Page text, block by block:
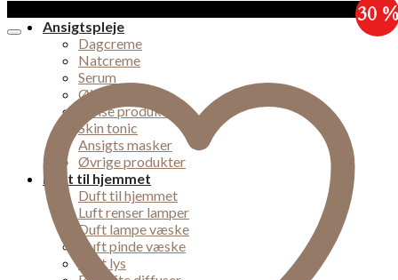
Ansigtspleje
Dagcreme
Natcreme
Serum
Øjencreme
Rense produkter
Skin tonic
Ansigts masker
Øvrige produkter
Duft til hjemmet
Duft til hjemmet
Luft renser lamper
Duft lampe væske
Duft pinde væske
Duft lys
30 %